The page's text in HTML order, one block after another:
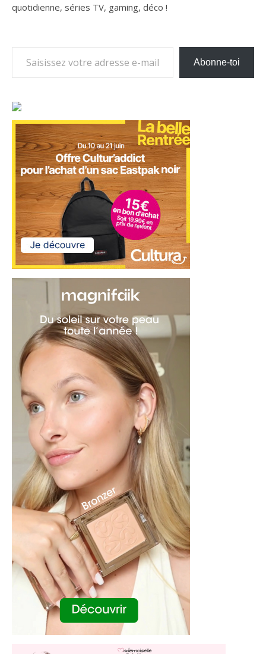
quotidienne, séries TV, gaming, déco !
Abonne-toi